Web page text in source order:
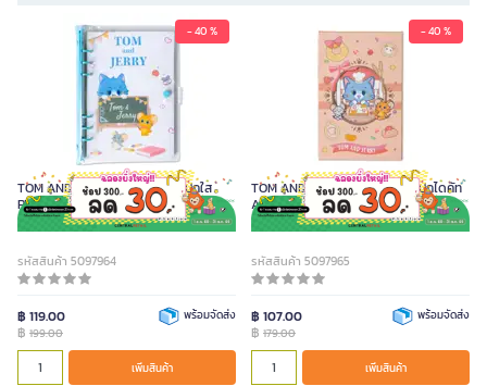
- 40 %
TOM AND JERRY GOKKO สมุดปกใส
PVC A5 สีฟ้า 80 แผ่น
รหัสสินค้า 5097964
฿ 119.00
฿ 199.00
พร้อมจัดส่ง
เพิ่มสินค้า
- 40 %
TOM AND JERRY GOKKO สมุดปกไดคัท
A6 สีพีช 160 แผ่น
รหัสสินค้า 5097965
฿ 107.00
฿ 179.00
พร้อมจัดส่ง
เพิ่มสินค้า